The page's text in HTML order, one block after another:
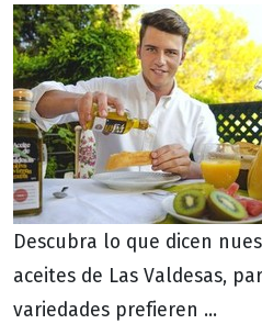
Descubra lo que dicen
aceites de Las Valdesas,
variedades prefieren ...